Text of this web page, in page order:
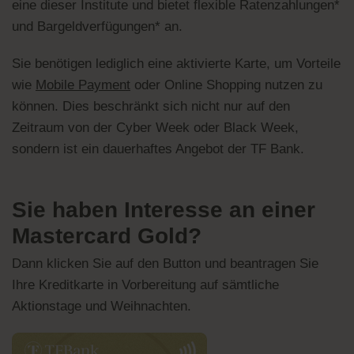
eine dieser Institute und bietet flexible Ratenzahlungen*
und Bargeldverfügungen* an.
Sie benötigen lediglich eine aktivierte Karte, um Vorteile
wie Mobile Payment oder Online Shopping nutzen zu
können. Dies beschränkt sich nicht nur auf den
Zeitraum von der Cyber Week oder Black Week,
sondern ist ein dauerhaftes Angebot der TF Bank.
Sie haben Interesse an einer
Mastercard Gold?
Dann klicken Sie auf den Button und beantragen Sie
Ihre Kreditkarte in Vorbereitung auf sämtliche
Aktionstage und Weihnachten.